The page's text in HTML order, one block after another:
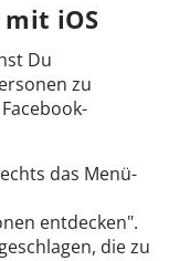
iOS
Du
zu
das Menü-
entdecken".
die zu